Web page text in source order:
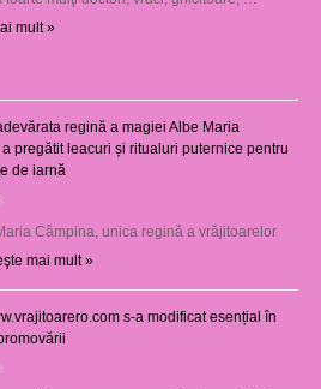
mult »
regină a magiei Albe Maria
pregătit leacuri și ritualuri puternice pentru
de iarnă
Câmpina, unica regină a vrăjitoarelor
mai mult »
s-a modificat esențial în